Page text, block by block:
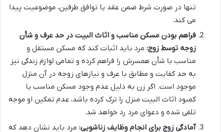
تنها در صورت شرط ضمن عقد یا توافق طرفین، موضوعیت پیدا
می کند.
فراهم بودن مسکن مناسب و اثاث البیت در حد عرف و شأن
زوجه توسط زوج: مرد باید اثبات کند که مسکن مستقل و
مناسب با شأن همسرش را فراهم کرده و تمامی لوازم زندگی نیز
به حد کفایت و مطابق با عرف و نیازهای زوجه در آن منزل
موجود است. اگر زن به دلیل عدم وجود مسکن مناسب یا
کمبود اثاث البیت منزل را ترک کرده باشد، عدم تمکین او موجه
تلقی شده و دعوای مرد رد خواهد شد.
آمادگی زوج برای انجام وظایف زناشویی: مرد باید نشان دهد که